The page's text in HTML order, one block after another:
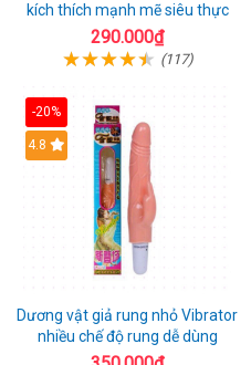
kích thích mạnh mẽ siêu thực
290.000₫
(117)
-20%
Hot
4.8
Dương vật giả rung nhỏ Vibrator
nhiều chế độ rung dễ dùng